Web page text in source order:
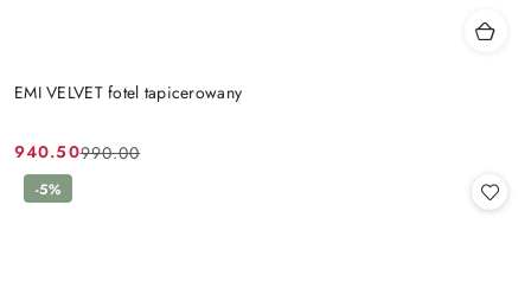
EMI VELVET fotel tapicerowany
Cena
promocyjna:
940.50
Cena
przed
990.00
-5%